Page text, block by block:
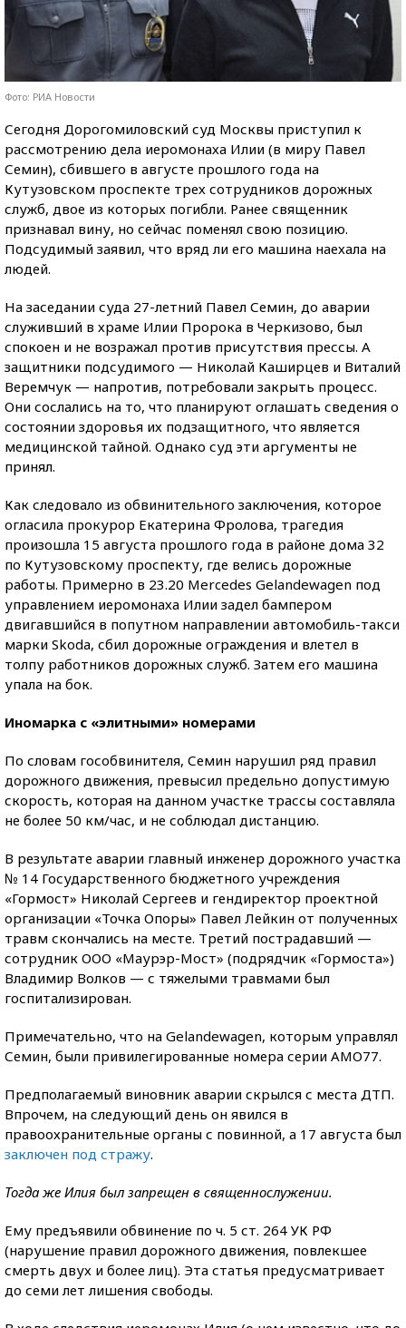
Фото: РИА Новости
Сегодня Дорогомиловский суд Москвы приступил к
рассмотрению дела иеромонаха Илии (в миру Павел
Семин), сбившего в августе прошлого года на
Кутузовском проспекте трех сотрудников дорожных
служб, двое из которых погибли. Ранее священник
признавал вину, но сейчас поменял свою позицию.
Подсудимый заявил, что вряд ли его машина наехала на
людей.
На заседании суда 27-летний Павел Семин, до аварии
служивший в храме Илии Пророка в Черкизово, был
спокоен и не возражал против присутствия прессы. А
защитники подсудимого — Николай Каширцев и Виталий
Веремчук — напротив, потребовали закрыть процесс.
Они сослались на то, что планируют оглашать сведения о
состоянии здоровья их подзащитного, что является
медицинской тайной. Однако суд эти аргументы не
принял.
Как следовало из обвинительного заключения, которое
огласила прокурор Екатерина Фролова, трагедия
произошла 15 августа прошлого года в районе дома 32
по Кутузовскому проспекту, где велись дорожные
работы. Примерно в 23.20 Mercedes Gelandewagen под
управлением иеромонаха Илии задел бампером
двигавшийся в попутном направлении автомобиль-такси
марки Skoda, сбил дорожные ограждения и влетел в
толпу работников дорожных служб. Затем его машина
упала на бок.
Иномарка с «элитными» номерами
По словам гособвинителя, Семин нарушил ряд правил
дорожного движения, превысил предельно допустимую
скорость, которая на данном участке трассы составляла
не более 50 км/час, и не соблюдал дистанцию.
В результате аварии главный инженер дорожного участка
№ 14 Государственного бюджетного учреждения
«Гормост» Николай Сергеев и гендиректор проектной
организации «Точка Опоры» Павел Лейкин от полученных
травм скончались на месте. Третий пострадавший —
сотрудник ООО «Маурэр-Мост» (подрядчик «Гормоста»)
Владимир Волков — с тяжелыми травмами был
госпитализирован.
Примечательно, что на Gelandewagen, которым управлял
Семин, были привилегированные номера серии АМО77.
Предполагаемый виновник аварии скрылся с места ДТП.
Впрочем, на следующий день он явился в
правоохранительные органы с повинной, а 17 августа был
заключен под стражу.
Тогда же Илия был запрещен в священнослужении.
Ему предъявили обвинение по ч. 5 ст. 264 УК РФ
(нарушение правил дорожного движения, повлекшее
смерть двух и более лиц). Эта статья предусматривает
до семи лет лишения свободы.